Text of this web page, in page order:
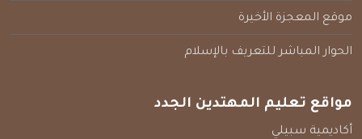
موقع المعجزة الأخيرة
الحوار المباشر للتعريف بالإسلام
مواقع تعليم المهتدين الجدد
أكاديمية سبيلي